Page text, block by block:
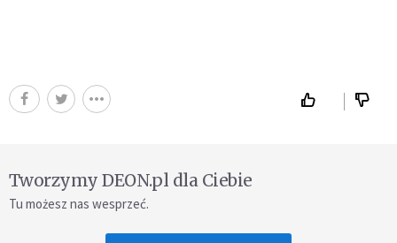
Tworzymy DEON.pl dla Ciebie
Tu możesz nas wesprzeć.